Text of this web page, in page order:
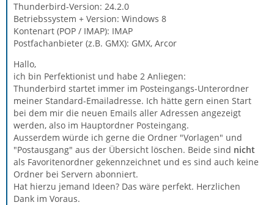
Thunderbird-Version: 24.2.0
Betriebssystem + Version: Windows 8
Kontenart (POP / IMAP): IMAP
Postfachanbieter (z.B. GMX): GMX, Arcor
Hallo,
ich bin Perfektionist und habe 2 Anliegen:
Thunderbird startet immer im Posteingangs-Unterordner
meiner Standard-Emailadresse. Ich hätte gern einen Start
bei dem mir die neuen Emails aller Adressen angezeigt
werden, also im Hauptordner Posteingang.
Ausserdem würde ich gerne die Ordner "Vorlagen" und
"Postausgang" aus der Übersicht löschen. Beide sind nicht
als Favoritenordner gekennzeichnet und es sind auch keine
Ordner bei Servern abonniert.
Hat hierzu jemand Ideen? Das wäre perfekt. Herzlichen
Dank im Voraus.